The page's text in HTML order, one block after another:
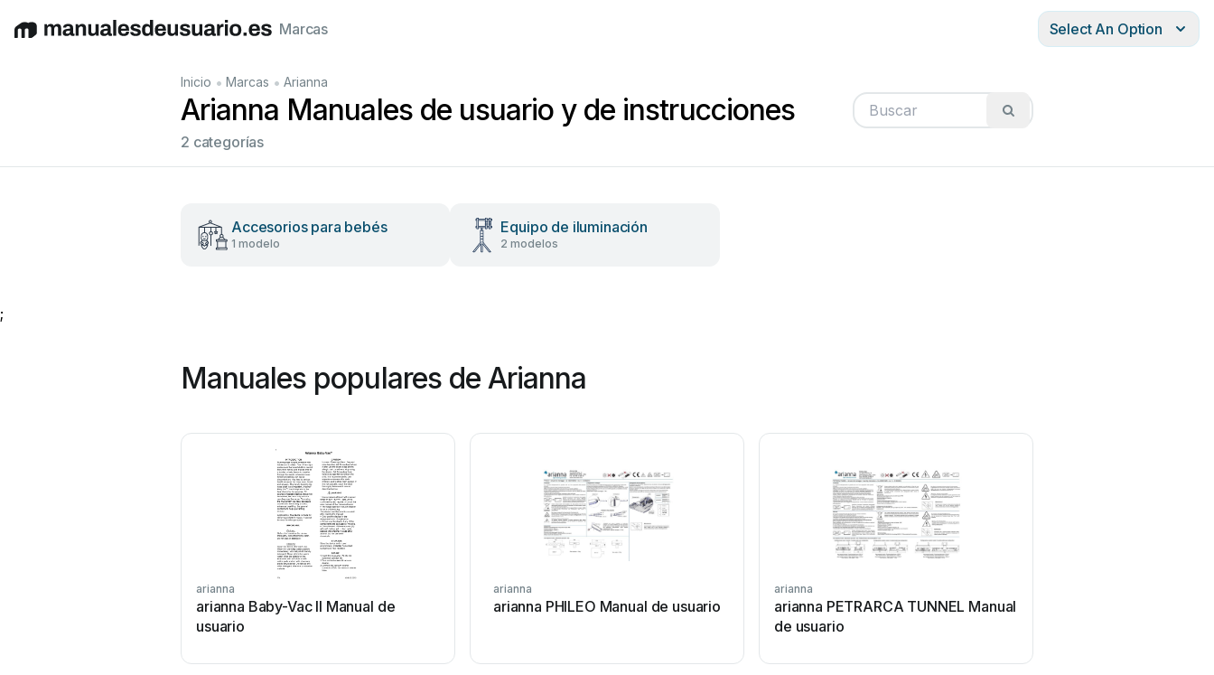
EnglishDeutschEspañolItaliano Français
Marcas Select An Option
Inicio • Marcas • Arianna
Arianna Manuales de usuario y de instrucciones
2 categorías
Accesorios para bebés
1 modelo
Equipo de iluminación
2 modelos
;
Manuales populares de Arianna
arianna
arianna Baby-Vac II Manual de
usuario
arianna
arianna PHILEO Manual de usuario
arianna
arianna PETRARCA TUNNEL Manual
de usuario